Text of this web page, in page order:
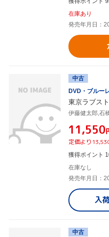
在庫あり
発売年月日：
中古
DVD・ブルー
東京ラブス
¥11,550
定価より
獲得ポイント
在庫なし
発売年月日：
入
中古